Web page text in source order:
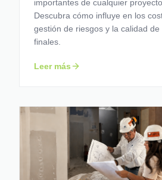
importantes de cualquier
Descubra cómo influye en los
gestión de riesgos y la calidad
finales.
Leer más